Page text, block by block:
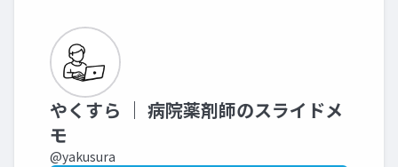
やくすら ｜ 病院薬剤師のスライドメ
モ
@yakusura